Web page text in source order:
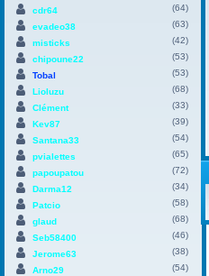
cdr64
(64)
evadeo38
(63)
misticks
(42)
chipoune22
(53)
Tobal
(53)
Lioluzu
(68)
Clément
(33)
Kev87
(39)
Santana33
(54)
pvialettes
(65)
papoupatou
(72)
Darma12
(34)
Patcio
(58)
glaud
(68)
Seb58400
(46)
Jerome63
(38)
Arno29
(54)